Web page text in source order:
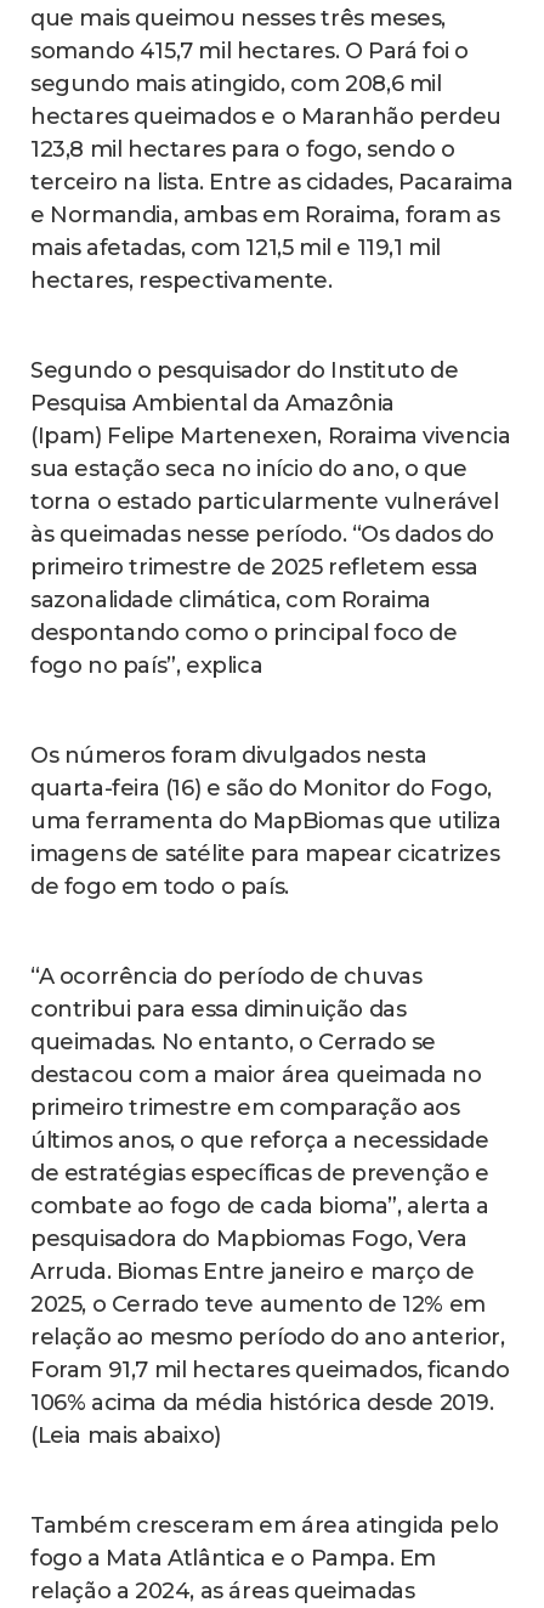
que mais queimou nesses três meses,
somando 415,7 mil hectares. O Pará foi o
segundo mais atingido, com 208,6 mil
hectares queimados e o Maranhão perdeu
123,8 mil hectares para o fogo, sendo o
terceiro na lista. Entre as cidades, Pacaraima
e Normandia, ambas em Roraima, foram as
mais afetadas, com 121,5 mil e 119,1 mil
hectares, respectivamente.
Segundo o pesquisador do Instituto de
Pesquisa Ambiental da Amazônia
(Ipam) Felipe Martenexen, Roraima vivencia
sua estação seca no início do ano, o que
torna o estado particularmente vulnerável
às queimadas nesse período. “Os dados do
primeiro trimestre de 2025 refletem essa
sazonalidade climática, com Roraima
despontando como o principal foco de
fogo no país”, explica
Os números foram divulgados nesta
quarta-feira (16) e são do Monitor do Fogo,
uma ferramenta do MapBiomas que utiliza
imagens de satélite para mapear cicatrizes
de fogo em todo o país.
“A ocorrência do período de chuvas
contribui para essa diminuição das
queimadas. No entanto, o Cerrado se
destacou com a maior área queimada no
primeiro trimestre em comparação aos
últimos anos, o que reforça a necessidade
de estratégias específicas de prevenção e
combate ao fogo de cada bioma”, alerta a
pesquisadora do Mapbiomas Fogo, Vera
Arruda. Biomas Entre janeiro e março de
2025, o Cerrado teve aumento de 12% em
relação ao mesmo período do ano anterior,
Foram 91,7 mil hectares queimados, ficando
106% acima da média histórica desde 2019.
(Leia mais abaixo)
Também cresceram em área atingida pelo
fogo a Mata Atlântica e o Pampa. Em
relação a 2024, as áreas queimadas